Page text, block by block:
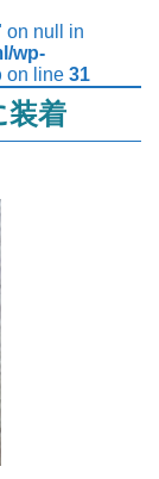
on null in
wp-
on line 31
装着